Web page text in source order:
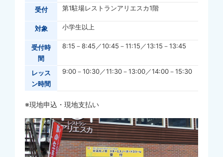
受付 第1駐場レストランアリエスカ1階
対象 小学生以上
受付時
間
8:15－8:45／10:45－11:15／13:15－13:45
レッス
ン時間
9:00－10:30／11:30－13:00／14:00－15:30
※現地申込・現地支払い